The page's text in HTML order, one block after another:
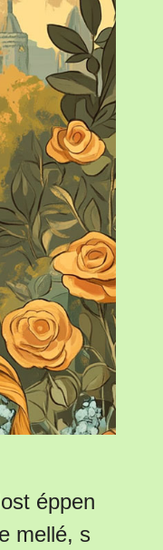
éppen
mellé, s